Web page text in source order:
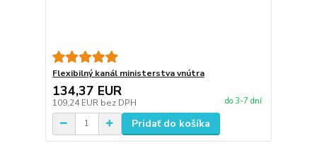
Flexibilný kanál ministerstva vnútra
134,37 EUR
109,24 EUR bez DPH do 3-7 dní
Pridať do košíka